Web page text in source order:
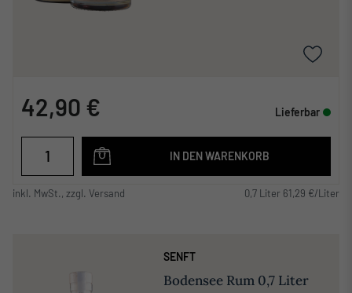
42,90 € Lieferbar
IN DEN WARENKORB
inkl. MwSt., zzgl. Versand 0,7 Liter 61,29 €/Liter
SENFT
Bodensee Rum 0,7 Liter